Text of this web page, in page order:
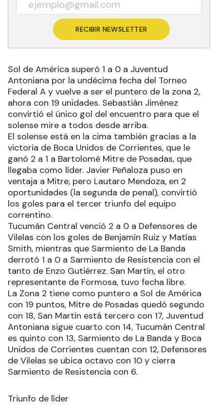
RECIBIR NEWSLETTER
Sol de América superó 1 a 0 a Juventud
Antoniana por la undécima fecha del Torneo
Federal A y vuelve a ser el puntero de la zona 2,
ahora con 19 unidades. Sebastián Jiménez
convirtió el único gol del encuentro para que el
solense mire a todos desde arriba.
El solense está en la cima también gracias a la
victoria de Boca Unidos de Corrientes, que le
ganó 2 a 1 a Bartolomé Mitre de Posadas, que
llegaba como líder. Javier Peñaloza puso en
ventaja a Mitre, pero Lautaro Mendoza, en 2
oportunidades (la segunda de penal), convirtió
los goles para el tercer triunfo del equipo
correntino.
Tucumán Central venció 2 a 0 a Defensores de
Vilelas con los goles de Benjamín Ruiz y Matías
Smith, mientras que Sarmiento de La Banda
derrotó 1 a 0 a Sarmiento de Resistencia con el
tanto de Enzo Gutiérrez. San Martín, el otro
representante de Formosa, tuvo fecha libre.
La Zona 2 tiene como puntero a Sol de América
con 19 puntos, Mitre de Posadas quedó segundo
con 18, San Martín está tercero con 17, Juventud
Antoniana sigue cuarto con 14, Tucumán Central
es quinto con 13, Sarmiento de La Banda y Boca
Unidos de Corrientes cuentan con 12, Defensores
de Vilelas se ubica octavo con 10 y cierra
Sarmiento de Resistencia con 6.
Triunfo de líder